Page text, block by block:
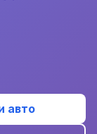
авто